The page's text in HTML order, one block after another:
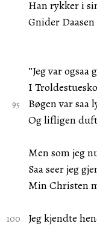
Han rykker i
Gnider
”Jeg var
I
Bøgen var saa
Og lifligen
Men som jeg
Saa seer jeg
Min Christen
Jeg kjendte